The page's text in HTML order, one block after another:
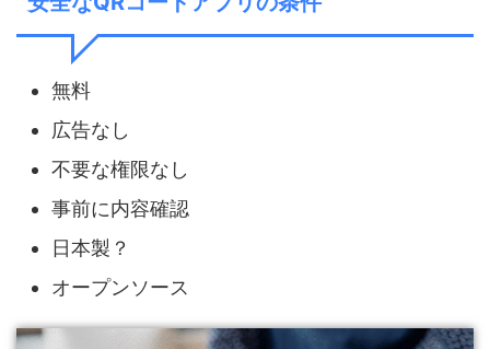
無料
広告なし
不要な権限なし
事前に内容確認
日本製？
オープンソース